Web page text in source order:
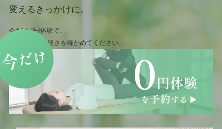
変えるきっかけに。
今だけ 0円体験で、
まずは身体の軽さを確かめてください。
だけ